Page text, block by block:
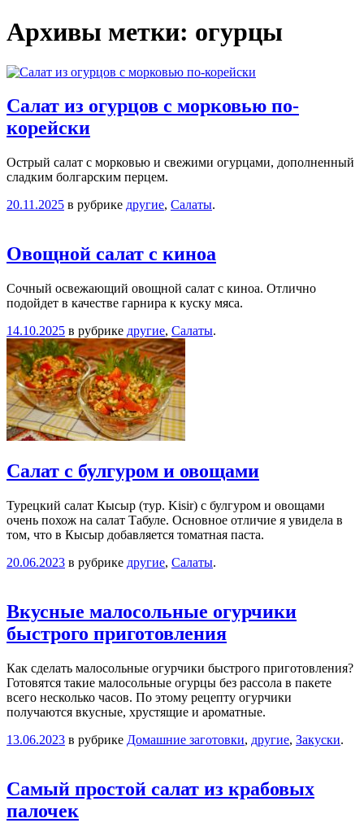
Архивы метки: огурцы
Салат из огурцов с морковью по-
корейски
Острый салат с морковью и свежими огурцами, дополненный
сладким болгарским перцем.
20.11.2025 в рубрике другие, Салаты.
Овощной салат с киноа
Сочный освежающий овощной салат с киноа. Отлично
подойдет в качестве гарнира к куску мяса.
14.10.2025 в рубрике другие, Салаты.
Салат с булгуром и овощами
Турецкий салат Кысыр (тур. Kisir) с булгуром и овощами
очень похож на салат Табуле. Основное отличие я увидела в
том, что в Кысыр добавляется томатная паста.
20.06.2023 в рубрике другие, Салаты.
Вкусные малосольные огурчики
быстрого приготовления
Как сделать малосольные огурчики быстрого приготовления?
Готовятся такие малосольные огурцы без рассола в пакете
всего несколько часов. По этому рецепту огурчики
получаются вкусные, хрустящие и ароматные.
13.06.2023 в рубрике Домашние заготовки, другие, Закуски.
Самый простой салат из крабовых
палочек